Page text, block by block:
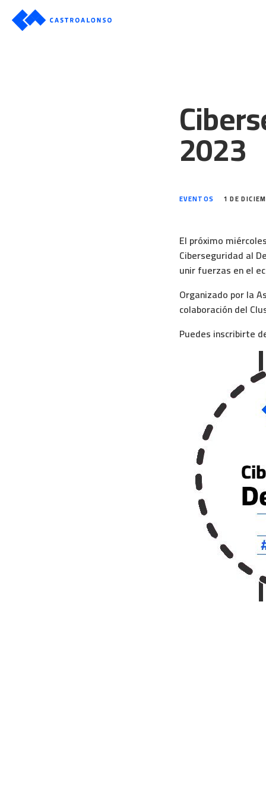
2023
EVENTOS 1 DE
El próximo
Ciberseguridad al
unir fuerzas en el
Organizado por la
colaboración del
Puedes inscribirte